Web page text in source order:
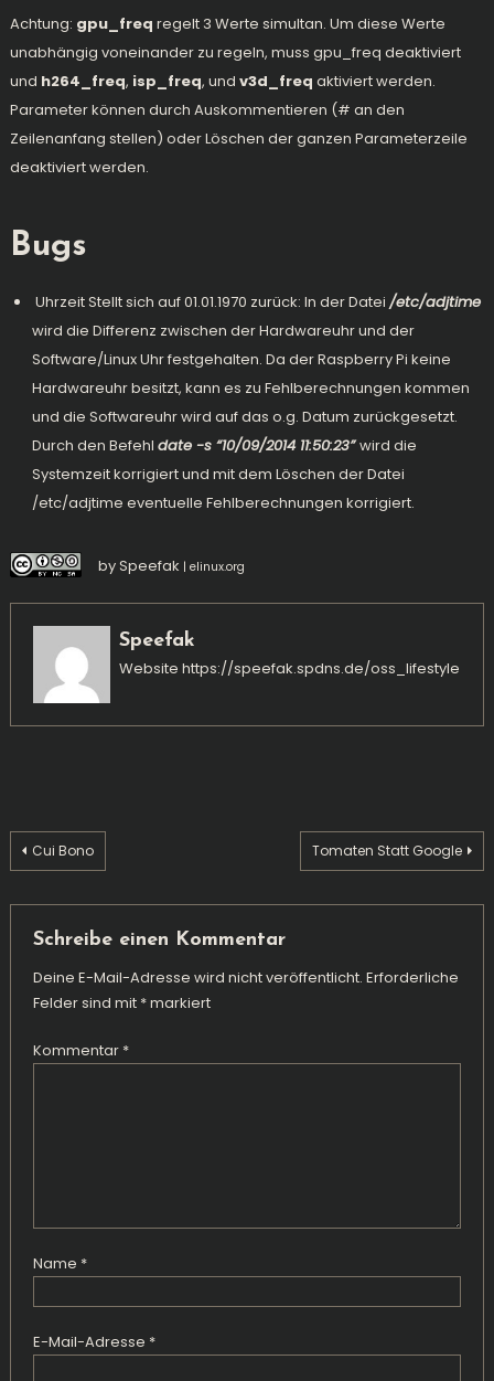
Achtung: gpu_freq regelt 3 Werte simultan. Um diese Werte
unabhängig voneinander zu regeln, muss gpu_freq deaktiviert
und h264_freq, isp_freq, und v3d_freq aktiviert werden.
Parameter können durch Auskommentieren (# an den
Zeilenanfang stellen) oder Löschen der ganzen Parameterzeile
deaktiviert werden.
Bugs
Uhrzeit Stellt sich auf 01.01.1970 zurück: In der Datei /etc/adjtime
wird die Differenz zwischen der Hardwareuhr und der
Software/Linux Uhr festgehalten. Da der Raspberry Pi keine
Hardwareuhr besitzt, kann es zu Fehlberechnungen kommen
und die Softwareuhr wird auf das o.g. Datum zurückgesetzt.
Durch den Befehl date -s “10/09/2014 11:50:23”wird die
Systemzeit korrigiert und mit dem Löschen der Datei
/etc/adjtime eventuelle Fehlberechnungen korrigiert.
by Speefak | elinux.org
Speefak
Website https://speefak.spdns.de/oss_lifestyle
Beitragsnavigation
Cui Bono Tomaten Statt Google
Schreibe einen Kommentar
Deine E-Mail-Adresse wird nicht veröffentlicht. Erforderliche
Felder sind mit *markiert
Kommentar *
Name *
E-Mail-Adresse *